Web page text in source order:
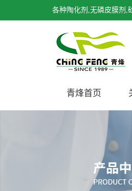
各种陶化剂,无磷皮膜剂,
青烽首页